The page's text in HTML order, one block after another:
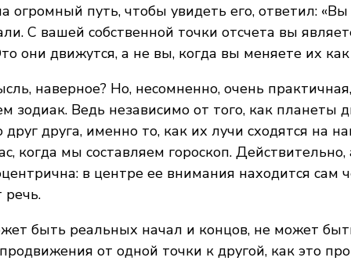
огромный путь, чтобы увидеть его, ответил: «Вы
С вашей собственной точки отсчета вы
они движутся, а не вы, когда вы меняете их
наверное? Но, несомненно, очень
зодиак. Ведь независимо от того, как планеты
друг друга, именно то, как их лучи сходятся на
когда мы составляем гороскоп. Действительно,
в центре ее внимания находится сам
речь.
быть реальных начал и концов, не может
от одной точки к другой, как это